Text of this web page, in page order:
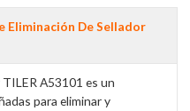
Eliminación De Sellador
A53101 es un
para eliminar y